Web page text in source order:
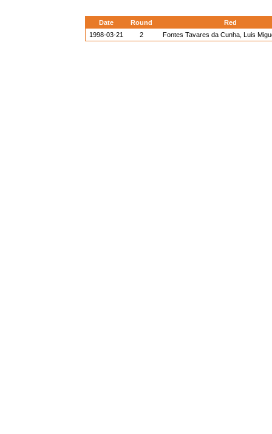
Date Round
Red
1998-03-21
2 Fontes Tavares da Cunha, Luis